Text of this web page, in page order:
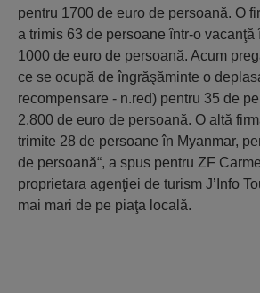
pentru 1700 de euro de persoană. O
a trimis 63 de persoane într-o
1000 de euro de persoană. Acum
ce se ocupă de îngrăşăminte o
recompensare - n.red) pentru 35 de
2.800 de euro de persoană. O altă
trimite 28 de persoane în Myanmar,
de persoană“, a spus pentru ZF
proprietara agenţiei de turism J’Info
mai mari de pe piaţa locală.